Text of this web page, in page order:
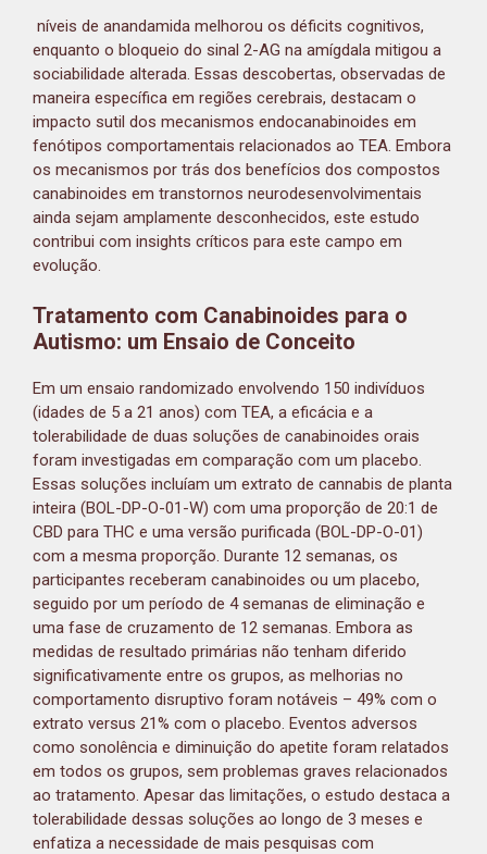
níveis de anandamida melhorou os déficits cognitivos,
enquanto o bloqueio do sinal 2-AG na amígdala mitigou a
sociabilidade alterada. Essas descobertas, observadas de
maneira específica em regiões cerebrais, destacam o
impacto sutil dos mecanismos endocanabinoides em
fenótipos comportamentais relacionados ao TEA. Embora
os mecanismos por trás dos benefícios dos compostos
canabinoides em transtornos neurodesenvolvimentais
ainda sejam amplamente desconhecidos, este estudo
contribui com insights críticos para este campo em
evolução.
Tratamento com Canabinoides para o
Autismo: um Ensaio de Conceito
Em um ensaio randomizado envolvendo 150 indivíduos
(idades de 5 a 21 anos) com TEA, a eficácia e a
tolerabilidade de duas soluções de canabinoides orais
foram investigadas em comparação com um placebo.
Essas soluções incluíam um extrato de cannabis de planta
inteira (BOL-DP-O-01-W) com uma proporção de 20:1 de
CBD para THC e uma versão purificada (BOL-DP-O-01)
com a mesma proporção. Durante 12 semanas, os
participantes receberam canabinoides ou um placebo,
seguido por um período de 4 semanas de eliminação e
uma fase de cruzamento de 12 semanas. Embora as
medidas de resultado primárias não tenham diferido
significativamente entre os grupos, as melhorias no
comportamento disruptivo foram notáveis – 49% com o
extrato versus 21% com o placebo. Eventos adversos
como sonolência e diminuição do apetite foram relatados
em todos os grupos, sem problemas graves relacionados
ao tratamento. Apesar das limitações, o estudo destaca a
tolerabilidade dessas soluções ao longo de 3 meses e
enfatiza a necessidade de mais pesquisas com